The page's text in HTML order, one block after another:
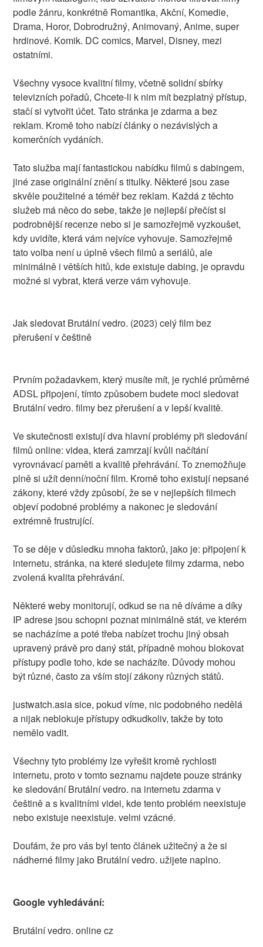
podle žánru, konkrétně Romantika, Akční, Komedie,
Drama, Horor, Dobrodružný, Animovaný, Anime, super
hrdinové. Komik. DC comics, Marvel, Disney, mezi
ostatními.
Všechny vysoce kvalitní filmy, včetně solidní sbírky
televizních pořadů, Chcete-li k nim mít bezplatný přístup,
stačí si vytvořit účet. Tato stránka je zdarma a bez
reklam. Kromě toho nabízí články o nezávislých a
komerčních vydáních.
Tato služba mají fantastickou nabídku filmů s dabingem,
jiné zase originální znění s titulky. Některé jsou zase
skvěle použitelné a téměř bez reklam. Každá z těchto
služeb má něco do sebe, takže je nejlepší přečíst si
podrobnější recenze nebo si je samozřejmě vyzkoušet,
kdy uvidíte, která vám nejvíce vyhovuje. Samozřejmě
tato volba není u úplně všech filmů a seriálů, ale
minimálně i větších hitů, kde existuje dabing, je opravdu
možné si vybrat, která verze vám vyhovuje.
Jak sledovat Brutální vedro. (2023) celý film bez
přerušení v češtině
Prvním požadavkem, který musíte mít, je rychlé průměrné
ADSL připojení, tímto způsobem budete moci sledovat
Brutální vedro. filmy bez přerušení a v lepší kvalitě.
Ve skutečnosti existují dva hlavní problémy při sledování
filmů online: videa, která zamrzají kvůli načítání
vyrovnávací paměti a kvalitě přehrávání. To znemožňuje
plně si užít denní/noční film. Kromě toho existují nepsané
zákony, které vždy způsobí, že se v nejlepších filmech
objeví podobné problémy a nakonec je sledování
extrémně frustrující.
To se děje v důsledku mnoha faktorů, jako je: připojení k
internetu, stránka, na které sledujete filmy zdarma, nebo
zvolená kvalita přehrávání.
Některé weby monitorují, odkud se na ně díváme a díky
IP adrese jsou schopni poznat minimálně stát, ve kterém
se nacházíme a poté třeba nabízet trochu jiný obsah
upravený právě pro daný stát, případně mohou blokovat
přístupy podle toho, kde se nacházíte. Důvody mohou
být různé, často za vším stojí zákony různých států.
justwatch.asia sice, pokud víme, nic podobného nedělá
a nijak neblokuje přístupy odkudkoliv, takže by toto
nemělo vadit.
Všechny tyto problémy lze vyřešit kromě rychlosti
internetu, proto v tomto seznamu najdete pouze stránky
ke sledování Brutální vedro. na internetu zdarma v
češtině a s kvalitními videi, kde tento problém neexistuje
nebo existuje neexistuje. velmi vzácné.
Doufám, že pro vás byl tento článek užitečný a že si
nádherné filmy jako Brutální vedro. užijete naplno.
Google vyhledávání:
Brutální vedro. online cz